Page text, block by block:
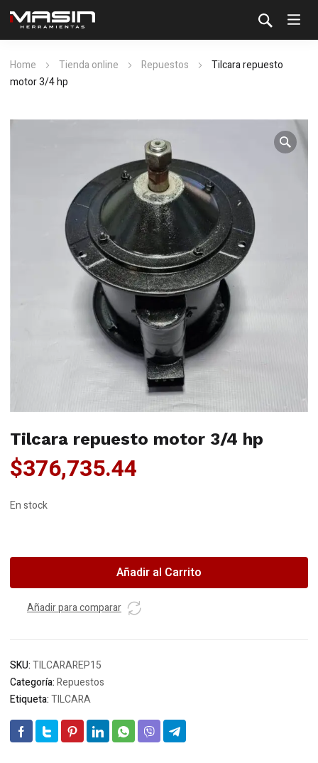
Home Tienda online Repuestos
Tilcara repuesto
motor 3/4 hp
Tilcara repuesto motor 3/4 hp
$376,735.44
En stock
motor
cantidad
Añadir al Carrito
Añadir para comparar
SKU:TILCARAREP15
Categoría:Repuestos
Etiqueta:TILCARA